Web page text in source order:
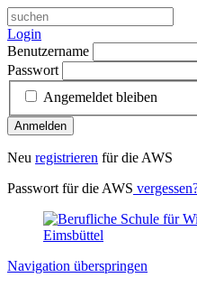
Login
Benutzername
Passwort
Angemeldet bleiben
Anmelden
Neu registrieren für die AWS
Passwort für die AWS
Navigation überspringen